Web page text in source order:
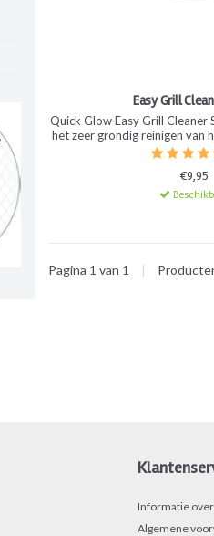
Easy Grill
Quick Glow Easy Grill Cleaner
het zeer grondig reinigen van
gemakkelijk
€9,95
Pagina 1 van 1 |
Informatie
Algemene